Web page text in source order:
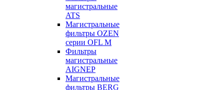
магистральные
ATS
Магистральные
фильтры OZEN
серии OFL M
Фильтры
магистральные
AIGNEP
Магистральные
фильтры BERG